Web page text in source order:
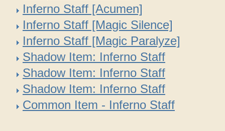
Inferno Staff [Acumen]
Inferno Staff [Magic Silence]
Inferno Staff [Magic Paralyze]
Shadow Item: Inferno Staff
Shadow Item: Inferno Staff
Shadow Item: Inferno Staff
Common Item - Inferno Staff